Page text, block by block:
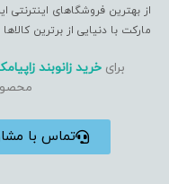
از بهترین فروشگاهای
مارکت با دنیایی از برترین
برایخرید زانوبند
تماس با مشاورین